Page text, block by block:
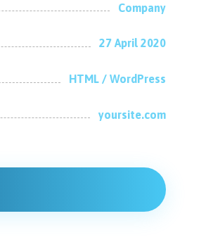
Company
27 April 2020
HTML / WordPress
yoursite.com